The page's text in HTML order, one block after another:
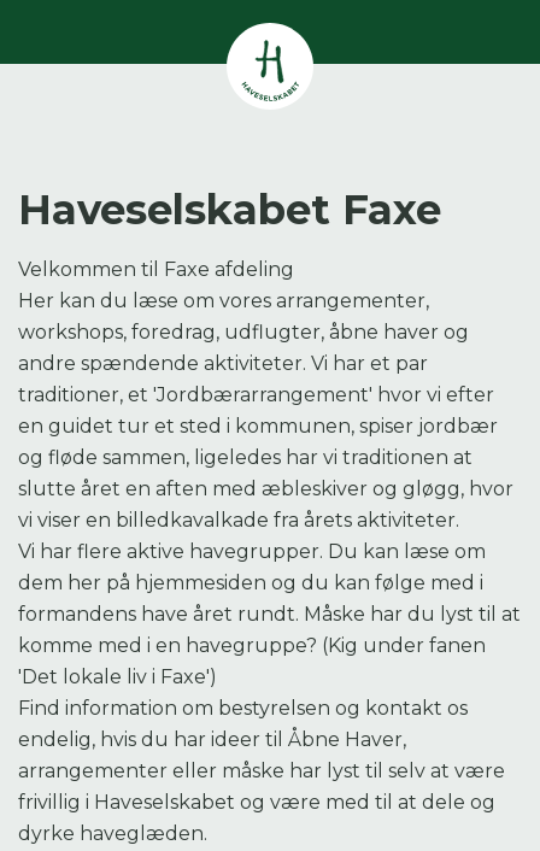
0resultater
0resultater
Åbne haver
0resultater
Du skal indtaste minimum 3
tegn for at se resultater
Her kan du søge i hele vores katalog af
artikler, arrangementer, produkter og åbne
haver.
Haveselskabet Faxe
Velkommen til Faxe afdeling
Her kan du læse om vores arrangementer,
workshops, foredrag, udflugter, åbne haver og
andre spændende aktiviteter. Vi har et par
traditioner, et 'Jordbærarrangement' hvor vi efter
en guidet tur et sted i kommunen, spiser jordbær
og fløde sammen, ligeledes har vi traditionen at
slutte året en aften med æbleskiver og gløgg, hvor
vi viser en billedkavalkade fra årets aktiviteter.
Vi har flere aktive havegrupper. Du kan læse om
dem her på hjemmesiden og du kan følge med i
formandens have året rundt. Måske har du lyst til at
komme med i en havegruppe? (Kig under fanen
'Det lokale liv i Faxe')
Find information om bestyrelsen og kontakt os
endelig, hvis du har ideer til Åbne Haver,
arrangementer eller måske har lyst til selv at være
frivillig i Haveselskabet og være med til at dele og
dyrke haveglæden.